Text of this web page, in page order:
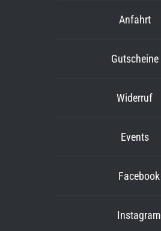
Anfahrt
Gutscheine
Widerruf
Events
Facebook
Instagram